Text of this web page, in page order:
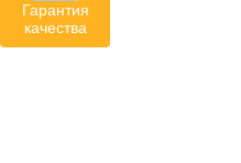
Гарантия
качества